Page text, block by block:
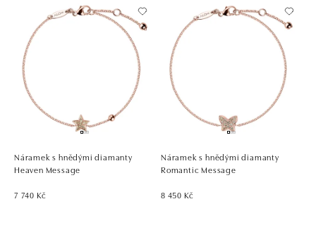
Náramek s hnědými diamanty
Heaven Message
7 740 Kč
Náramek s hnědými diamanty
Romantic Message
8 450 Kč